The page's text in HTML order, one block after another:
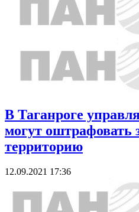
В Таганроге
могут оштрафовать
территорию
12.09.2021 17:36